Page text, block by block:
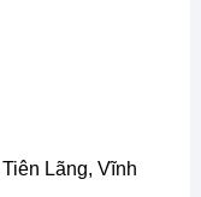
Lãng, Vĩnh